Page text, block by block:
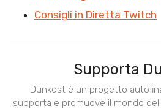
Consigli in Diretta Twitch
Supporta
Dunkest è un progetto
supporta e promuove il mondo del